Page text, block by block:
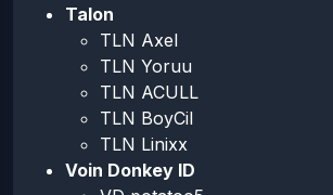
Talon
TLN Axel
TLN Yoruu
TLN ACULL
TLN BoyCil
TLN Linixx
Voin Donkey ID